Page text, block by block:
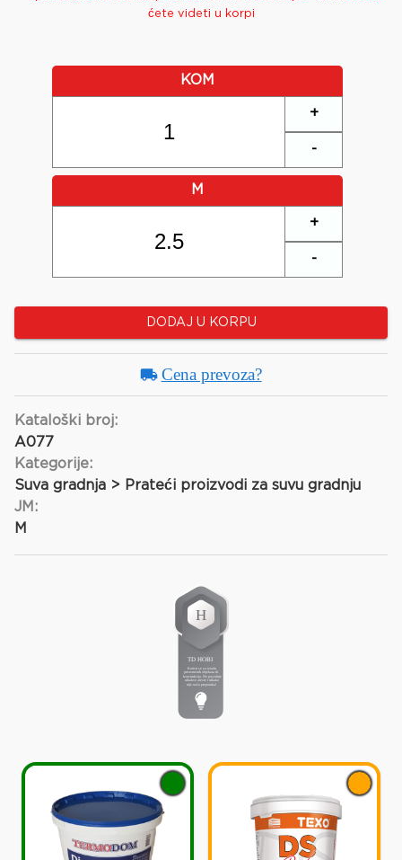
ćete videti u korpi
KOM
+
-
M
+
-
DODAJ U KORPU
Cena prevoza?
Kataloški broj:
A077
Kategorije:
Suva gradnja > Prateći proizvodi za suvu gradnju
JM:
M